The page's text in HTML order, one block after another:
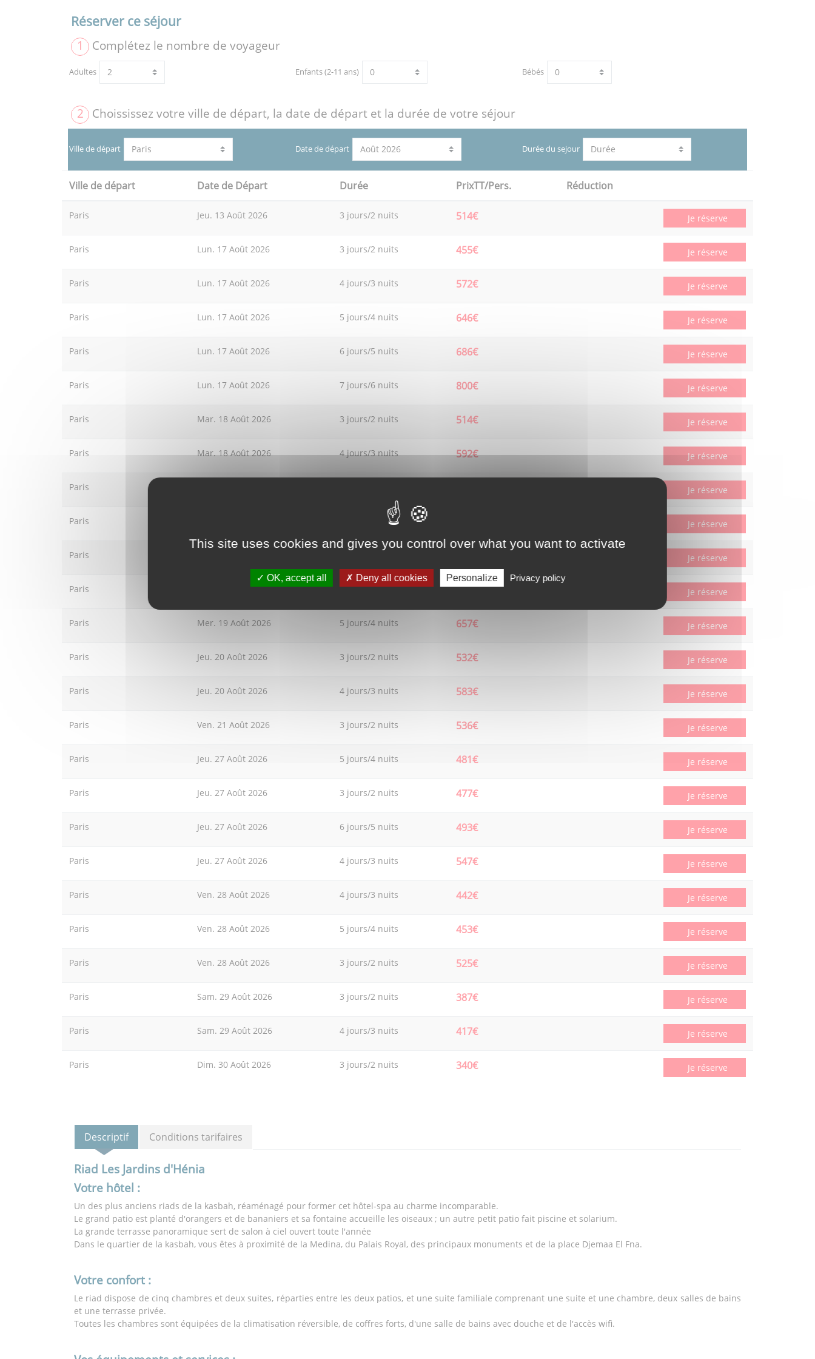
Réserver ce séjour
1 Complétez le nombre de voyageur
Adultes Enfants (2-11 ans) Bébés
2 Choississez votre ville de départ, la date de départ et la durée de votre séjour
Ville de départ Date de départ Durée du sejour
Ville de départ Date de Départ Durée PrixTT/Pers. Réduction
Paris Jeu. 13 Août 2026 3 jours/2 nuits 514€ Je réserve
Paris Lun. 17 Août 2026 3 jours/2 nuits 455€ Je réserve
Paris Lun. 17 Août 2026 4 jours/3 nuits 572€ Je réserve
Paris Lun. 17 Août 2026 5 jours/4 nuits 646€ Je réserve
Paris Lun. 17 Août 2026 6 jours/5 nuits 686€ Je réserve
Paris Lun. 17 Août 2026 7 jours/6 nuits 800€ Je réserve
Paris Mar. 18 Août 2026 3 jours/2 nuits 514€ Je réserve
Paris Mar. 18 Août 2026 4 jours/3 nuits 592€ Je réserve
Paris Je réserve
Paris 6 jours/5 nuits Je réserve
Paris Je réserve
Paris Mer. 19 Août 2026 4 jours/3 nuits 568€ Je réserve
Paris Mer. 19 Août 2026 5 jours/4 nuits 657€ Je réserve
Paris Jeu. 20 Août 2026 3 jours/2 nuits 532€ Je réserve
Paris Jeu. 20 Août 2026 4 jours/3 nuits 583€ Je réserve
Paris Ven. 21 Août 2026 3 jours/2 nuits 536€ Je réserve
Paris Jeu. 27 Août 2026 5 jours/4 nuits 481€ Je réserve
Paris Jeu. 27 Août 2026 3 jours/2 nuits 477€ Je réserve
Paris Jeu. 27 Août 2026 6 jours/5 nuits 493€ Je réserve
Paris Jeu. 27 Août 2026 4 jours/3 nuits 547€ Je réserve
Paris Ven. 28 Août 2026 4 jours/3 nuits 442€ Je réserve
Paris Ven. 28 Août 2026 5 jours/4 nuits 453€ Je réserve
Paris Ven. 28 Août 2026 3 jours/2 nuits 525€ Je réserve
Paris Sam. 29 Août 2026 3 jours/2 nuits 387€ Je réserve
Paris Sam. 29 Août 2026 4 jours/3 nuits 417€ Je réserve
Paris Dim. 30 Août 2026 3 jours/2 nuits 340€ Je réserve
Descriptif Conditions tarifaires
Riad Les Jardins d'Hénia
Votre hôtel :
Un des plus anciens riads de la kasbah, réaménagé pour former cet hôtel-spa au charme incomparable.
Le grand patio est planté d'orangers et de bananiers et sa fontaine accueille les oiseaux ; un autre petit patio fait piscine et solarium.
La grande terrasse panoramique sert de salon à ciel ouvert toute l'année
Dans le quartier de la kasbah, vous êtes à proximité de la Medina, du Palais Royal, des principaux monuments et de la place Djemaa El Fna.
Votre confort :
Le riad dispose de cinq chambres et deux suites, réparties entre les deux patios, et une suite familiale comprenant une suite et une chambre, deux salles de bains
et une terrasse privée.
Toutes les chambres sont équipées de la climatisation réversible, de coffres forts, d'une salle de bains avec douche et de l'accès wifi.
This site uses cookies and gives you control over what you want to activate
OK, accept all Deny all cookies Personalize Privacy policy